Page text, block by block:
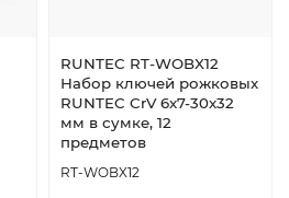
RUNTEC RT-WOBX12
Набор ключей рожковых
RUNTEC CrV 6x7-30x32
мм в сумке, 12
предметов
RT-WOBX12